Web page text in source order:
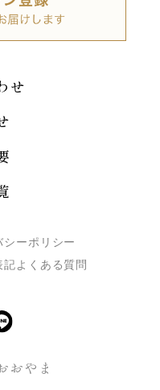
せ
シーポリシー
記よくある質問
おやま